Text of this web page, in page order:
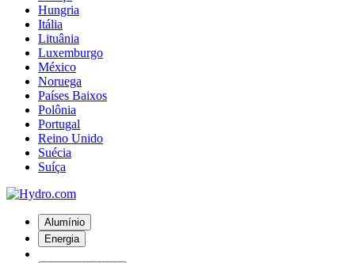
Hungria
Itália
Lituânia
Luxemburgo
México
Noruega
Países Baixos
Polônia
Portugal
Reino Unido
Suécia
Suíça
Alumínio
Energia